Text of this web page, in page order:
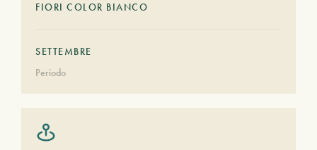
FIORI COLOR BIANCO
SETTEMBRE
Periodo